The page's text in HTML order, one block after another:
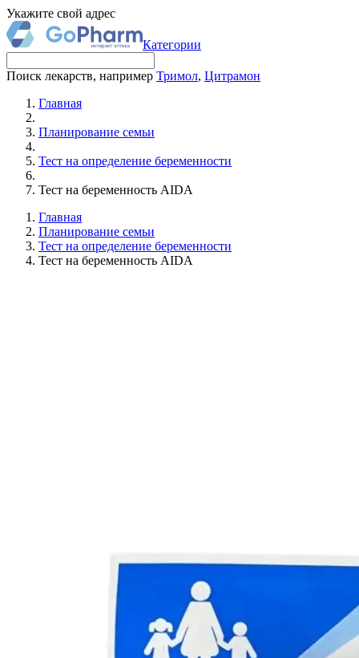
Укажите свой адрес
Категории
Поиск лекарств, например Тримол, Цитрамон
Главная
Планирование семьи
Тест на определение беременности
Тест на беременность AIDA
Главная
Планирование семьи
Тест на определение беременности
Тест на беременность AIDA